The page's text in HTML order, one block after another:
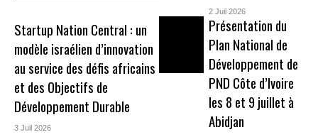
Startup Nation Central : un
modèle israélien d’innovation
au service des défis africains
et des Objectifs de
Développement Durable
3 Juil 2026
2 Juil 2026
Présentation du
Plan National de
Développement de
PND Côte d’Ivoire
les 8 et 9 juillet à
Abidjan